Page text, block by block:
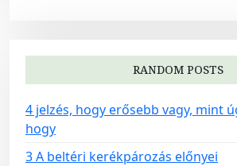
RANDOM POSTS
4 jelzés, hogy erősebb vagy, mint
hogy
3 A beltéri kerékpározás előnyei